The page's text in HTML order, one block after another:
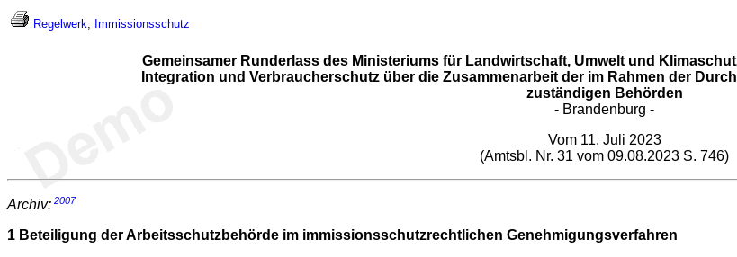
Regelwerk; Immissionsschutz
Gemeinsamer Runderlass des Ministeriums für Landwirtschaft, Umwelt und
Integration und Verbraucherschutz über die Zusammenarbeit der im Rahmen der
zuständigen Behörden
- Brandenburg -
Vom 11. Juli 2023
(Amtsbl. Nr. 31 vom 09.08.2023 S. 746)
Archiv: 2007
1 Beteiligung der Arbeitsschutzbehörde im immissionsschutzrechtlichen Genehmigungsverfahren